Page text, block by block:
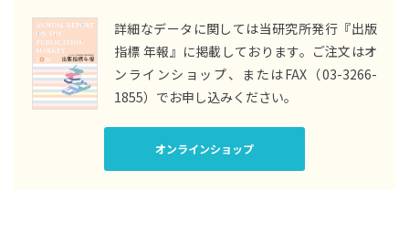
詳細なデータに関しては当研究所発行『出版
指標 年報』に掲載しております。 ご注文はオ
ンラインショップ、またはFAX（03-3266-
1855）でお申し込みください。
オンラインショップ